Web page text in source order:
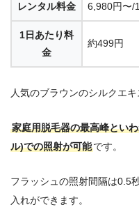
レンタル料金 6,980円〜/
1日あたり料
金
約499円
人気のブラウンのシルクエ
家庭用脱毛器の最高峰とい
ル)での照射が可能です。
フラッシュの照射間隔は0.5
入れができます。